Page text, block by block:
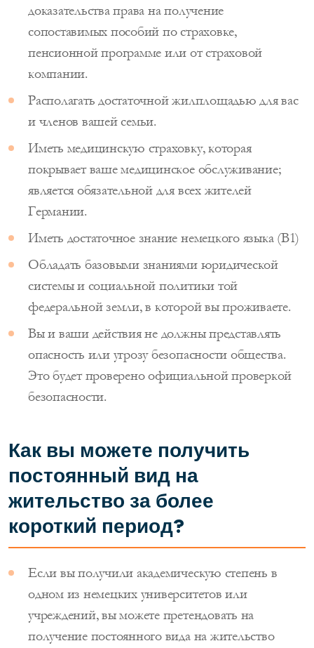
доказательства права на получение
сопоставимых пособий по страховке,
пенсионной программе или от страховой
компании.
Располагать достаточной жилплощадью для вас
и членов вашей семьи.
Иметь медицинскую страховку, которая
покрывает ваше медицинское обслуживание;
является обязательной для всех жителей
Германии.
Иметь достаточное знание немецкого языка (B1)
Обладать базовыми знаниями юридической
системы и социальной политики той
федеральной земли, в которой вы проживаете.
Вы и ваши действия не должны представлять
опасность или угрозу безопасности общества.
Это будет проверено официальной проверкой
безопасности.
Как вы можете получить
постоянный вид на
жительство за более
короткий период?
Если вы получили академическую степень в
одном из немецких университетов или
учреждений, вы можете претендовать на
получение постоянного вида на жительство